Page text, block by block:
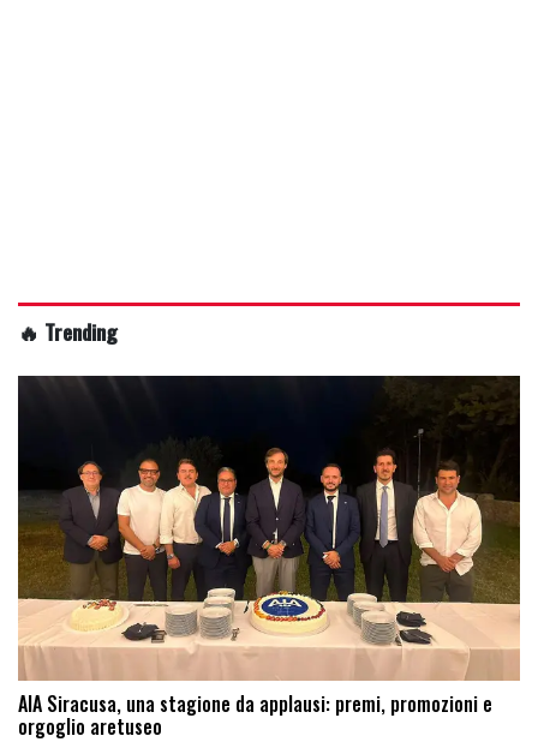
🔥 Trending
AIA Siracusa, una stagione da applausi: premi, promozioni e
orgoglio aretuseo